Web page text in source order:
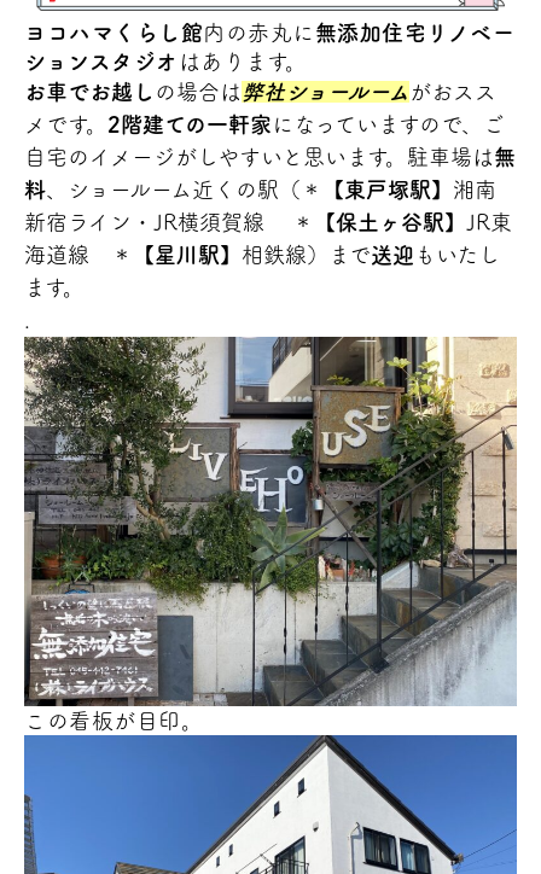
ヨコハマくらし館内の赤丸に 無添加住宅リノベー
ションスタジオ はあります。
お車でお越し の場合は 弊社ショールーム がおスス
メです。 2階建ての一軒家 になっていますので、ご
自宅のイメージがしやすいと思います。駐車場は無
料 、ショールーム近くの駅（＊【東戸塚駅】湘南
新宿ライン・JR横須賀線 ＊【保土ヶ谷駅】JR東
海道線 ＊【星川駅】相鉄線）まで送迎 もいたし
ます。
この看板が目印。